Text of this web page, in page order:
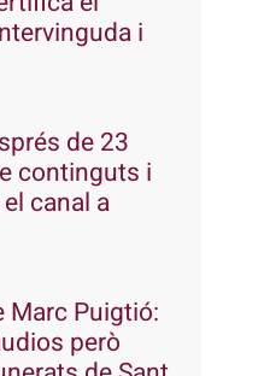
i
de 23
continguts i
canal a
Marc Puigtió:
però